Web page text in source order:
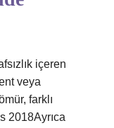
içeren
veya
farklı
2018Ayrıca